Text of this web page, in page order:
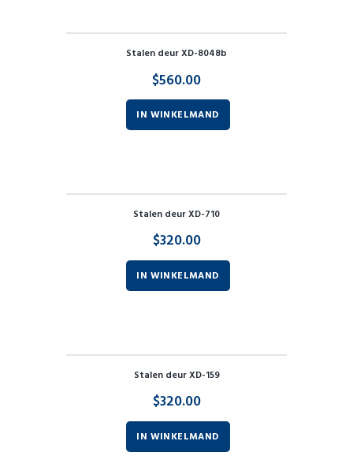
Stalen deur XD-8048b
$560.00
IN WINKELMAND
Stalen deur XD-710
$320.00
IN WINKELMAND
Stalen deur XD-159
$320.00
IN WINKELMAND